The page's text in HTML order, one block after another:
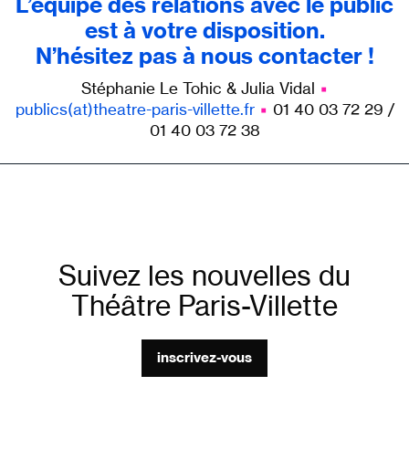
est à votre disposition.
N’hésitez pas à nous contacter !
Stéphanie Le Tohic & Julia Vidal ▪︎
publics(at)theatre-paris-villette.fr ▪︎ 01 40 03 72 29 /
01 40 03 72 38
Suivez les nouvelles du
Théâtre Paris-Villette
inscrivez-vous